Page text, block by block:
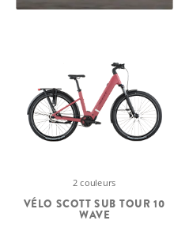
2 couleurs
VÉLO SCOTT SUB TOUR 10
WAVE